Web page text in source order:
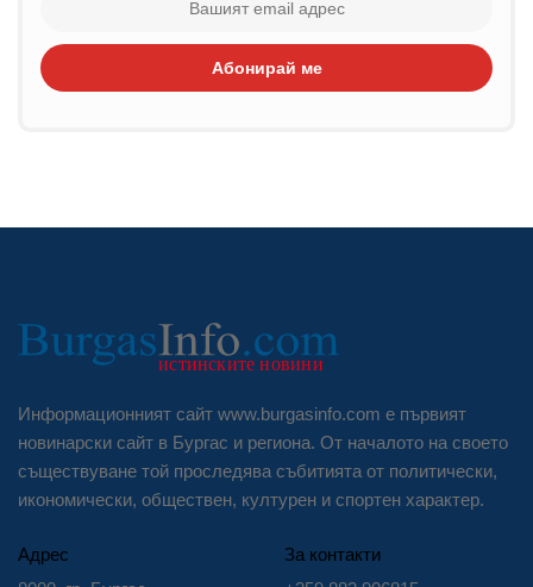
Абонирай ме
Информационният сайт www.burgasinfo.com е първият
новинарски сайт в Бургас и региона. От началото на своето
съществуване той проследява събитията от политически,
икономически, обществен, културен и спортен характер.
Адрес
За контакти